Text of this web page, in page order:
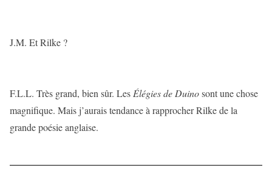
J.M. Et Rilke ?
F.L.L. Très grand, bien sûr. Les Élégies de Duinosont une chose
magnifique. Mais j’aurais tendance à rapprocher Rilke de la
grande poésie anglaise.